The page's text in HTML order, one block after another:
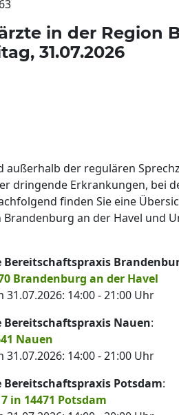
in der Region
31.07.2026
außerhalb der regulären
dringende Erkrankungen, bei
finden Sie eine
an der Havel und
Bereitschaftspraxis
Brandenburg an der Havel
14:00 - 21:00 Uhr
Bereitschaftspraxis Nauen:
Nauen
14:00 - 21:00 Uhr
Bereitschaftspraxis Potsdam:
in 14471 Potsdam